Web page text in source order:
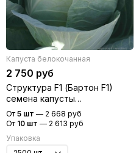
Капуста белокочанная
2 750 руб
Структура F1 (Бартон F1)
семена капусты
белокочанной (Hazera /
Хазера)
От 5 шт — 2 668 руб
От 10 шт — 2 613 руб
Упаковка